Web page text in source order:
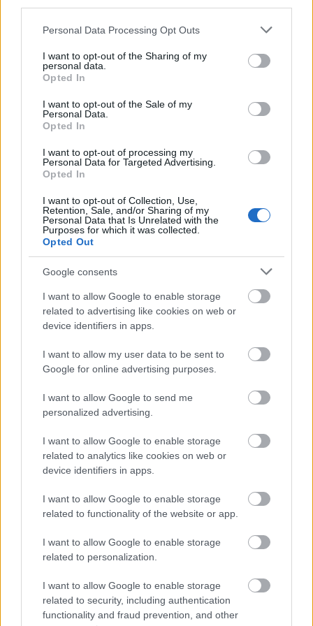
Please note that this website/app uses one or more Google
not limited to your visit or usage behaviour. You may click to
grant or deny consent to Google and its third-party tags to
use your data for below specified purposes in below Google
consent section.
Personal Data Processing Opt Outs
I want to opt-out of the Sharing of my
personal data.
Opted In
I want to opt-out of the Sale of my
Personal Data.
Opted In
I want to opt-out of processing my
Personal Data for Targeted Advertising.
Opted In
I want to opt-out of Collection, Use,
Retention, Sale, and/or Sharing of my
Personal Data that Is Unrelated with the
Purposes for which it was collected.
Opted Out
Google consents
I want to allow Google to enable storage
related to advertising like cookies on web or
device identifiers in apps.
I want to allow my user data to be sent to
Google for online advertising purposes.
I want to allow Google to send me
personalized advertising.
I want to allow Google to enable storage
related to analytics like cookies on web or
device identifiers in apps.
I want to allow Google to enable storage
related to functionality of the website or app.
I want to allow Google to enable storage
related to personalization.
I want to allow Google to enable storage
related to security, including authentication
functionality and fraud prevention, and other
Andy Mineyko, Γενικός Διευθυντής Honda UK:
εξαιρετική ευκαιρία για τη Honda UK να
προσεγγίσει ένα νέο δημογραφικό σύνολο
πιθανών νέων πελατών και η φετινή εκδήλωση
στο Πανεπιστήμιο του Reading αποδείχθηκε
εξίσου καρποφόρα. Ο πυρήνας αυτής της
εκδήλωσης αφορά το τι μπορεί να είναι η
διασκεδαστική οδήγηση, καθώς και ένας
πρακτικός και οικονομικός τρόπος μεταφοράς.
Το Πρόγραμμα νέων αναβατών μας, το οποίο
είναι διαθέσιμο σε όλη τη γκάμα της Honda*,